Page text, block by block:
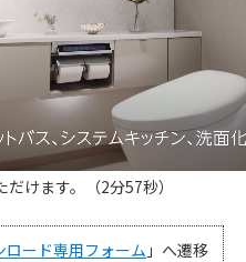
けます。（2分57秒）
ロード専用フォーム 」へ遷移